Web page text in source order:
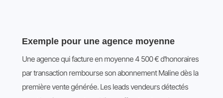
Exemple pour une agence moyenne
Une agence qui facture en moyenne 4 500 € d'honoraires
par transaction rembourse son abonnement Maline dès la
première vente générée. Les leads vendeurs détectés